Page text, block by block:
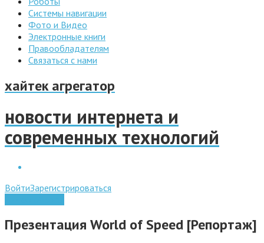
Системы навигации
Фото и Видео
Электронные книги
Правообладателям
Связаться с нами
хайтек агрегатор
новости интернета и
современных технологий
ВойтиЗарегистрироваться
Презентация World of Speed [Репортаж]